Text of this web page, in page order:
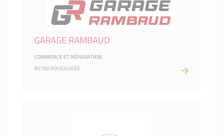
GARAGE RAMBAUD
COMMERCE ET RÉPARATION
85700 POUZAUGES